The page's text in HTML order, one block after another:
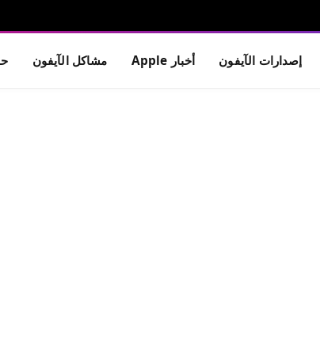
إصدارات الآيفون أخبار Apple مشاكل الآيفون